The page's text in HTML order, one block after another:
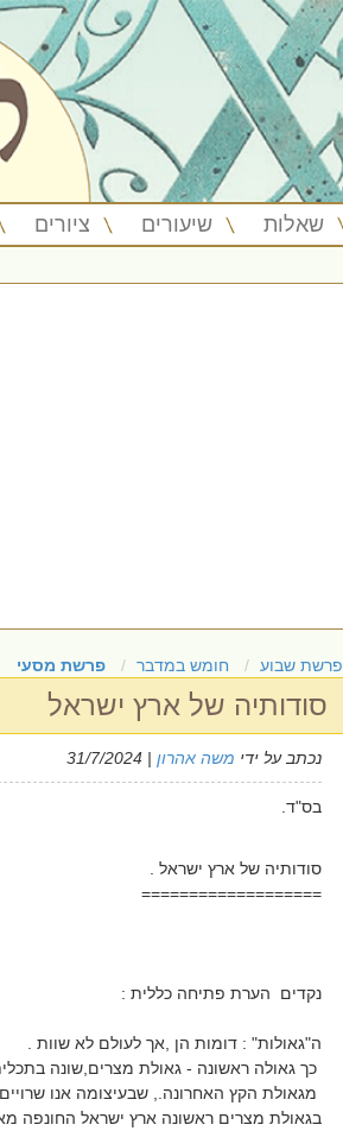
שאלות שיעורים ציורים
פרשת שבוע חומש במדבר פרשת מסעי
סודותיה של ארץ ישראל
נכתב על ידי משה אהרון | 31/7/2024
בס"ד.
סודותיה של ארץ ישראל .
===================
נקדים הערת פתיחה כללית :
ה"גאולות" : דומות הן ,אך לעולם לא שוות .
כך גאולה ראשונה - גאולת מצרים,שונה
מגאולת הקץ האחרונה., שבעיצומה אנו שרויים
בגאולת מצרים ראשונה ארץ ישראל החונפה